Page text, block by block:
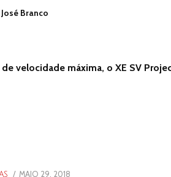
José Branco
velocidade máxima, o XE SV
POSTED
MAIO 29, 2018